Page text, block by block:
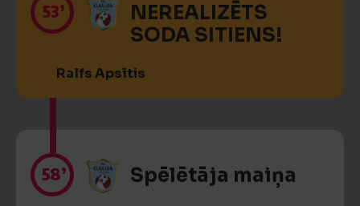
53’
NEREALIZĒTS
SODA SITIENS!
Ralfs Apsītis
58’ Spēlētāja maiņa